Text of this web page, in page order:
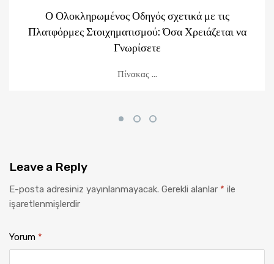
Ο Ολοκληρωμένος Οδηγός σχετικά με τις
Πλατφόρμες Στοιχηματισμού: Όσα Χρειάζεται να
Γνωρίσετε
Πίνακας ...
Leave a Reply
E-posta adresiniz yayınlanmayacak. Gerekli alanlar * ile
işaretlenmişlerdir
Yorum *